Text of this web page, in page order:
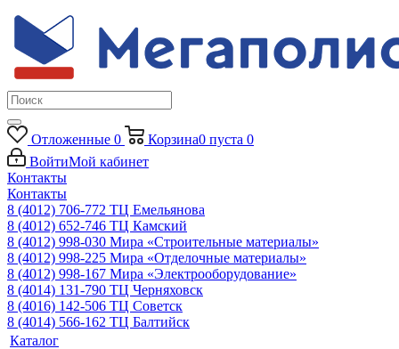
Отложенные 0 Корзина0 пуста 0
ВойтиМой кабинет
Контакты
Контакты
8 (4012) 706-772 ТЦ Емельянова
8 (4012) 652-746 ТЦ Камский
8 (4012) 998-030 Мира «Строительные материалы»
8 (4012) 998-225 Мира «Отделочные материалы»
8 (4012) 998-167 Мира «Электрооборудование»
8 (4014) 131-790 ТЦ Черняховск
8 (4016) 142-506 ТЦ Советск
8 (4014) 566-162 ТЦ Балтийск
Каталог